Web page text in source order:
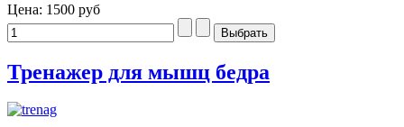
Цена: 1500 руб
Тренажер для мышц бедра